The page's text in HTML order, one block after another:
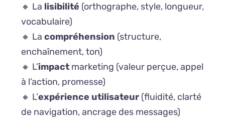
🔸 La lisibilité (orthographe, style, longueur,
vocabulaire)
🔸 La compréhension (structure,
enchaînement, ton)
🔸 L’impactmarketing (valeur perçue, appel
à l’action, promesse)
🔸 L’expérience utilisateur(fluidité, clarté
de navigation, ancrage des messages)